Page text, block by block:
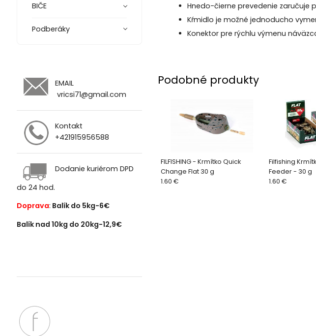
BIČE
Podberáky
EMAIL
vricsi71@gmail.com
Kontakt
+421915956588
Dodanie kuriérom DPD
do 24 hod.
Doprava: Balík do 5kg-6€
Balík nad 10kg do 20kg-12,9€
Hnedo-čierne prevedenie zaručuje
Kŕmidlo je možné jednoducho
Konektor pre rýchlu výmenu
Podobné produkty
FILFISHING - Krmítko Quick
Change Flat 30 g
1.60 €
Filfishing
Feeder - 30 g
1.60 €